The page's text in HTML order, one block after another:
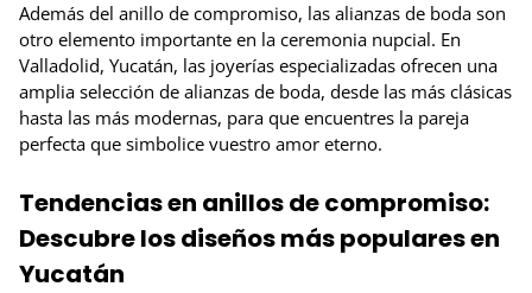
Además del anillo de compromiso, las alianzas de boda son
otro elemento importante en la ceremonia nupcial. En
Valladolid, Yucatán, las joyerías especializadas ofrecen una
amplia selección de alianzas de boda, desde las más clásicas
hasta las más modernas, para que encuentres la pareja
perfecta que simbolice vuestro amor eterno.
Tendencias en anillos de compromiso:
Descubre los diseños más populares en
Yucatán